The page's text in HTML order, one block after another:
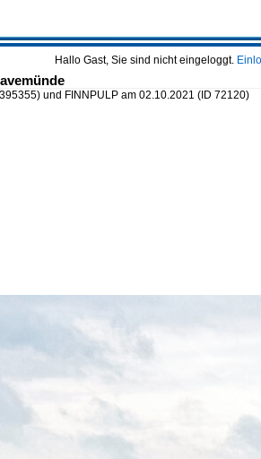
Hallo Gast, Sie sind nicht eingeloggt.
und FINNPULP am 02.10.2021 (ID 72120)